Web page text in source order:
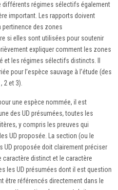
différents régimes sélectifs également
important. Les rapports doivent
pertinence des zones
si elles sont utilisées pour soutenir
expliquer comment les zones
et les régimes sélectifs distincts. Il
pour l’espèce sauvage à l’étude (des
2 et 3).
une espèce nommée, il est
des UD présumées, toutes les
y compris les preuves qui
UD proposée. La section (ou le
UD proposée doit clairement préciser
caractère distinct et le caractère
les UD présumées dont il est question
être référencés directement dans le